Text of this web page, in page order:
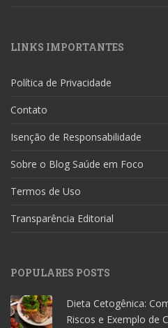
LINKS IMPORTANTES
Política de Privacidade
Contato
Isenção de Responsabilidade
Sobre o Blog Saúde em Foco
Termos de Uso
Transparência Editorial
POPULARES POSTS
Dieta Cetogênica:
Riscos e Exemplo de